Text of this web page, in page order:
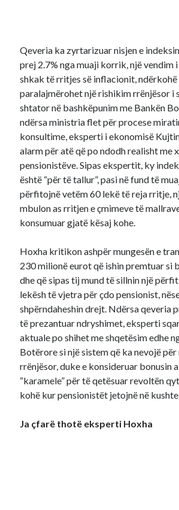
Qeveria ka zyrtarizuar nisjen e
prej 2.7% nga muaji korrik, një vendim
shkak të rritjes së inflacionit, ndërkohë
paralajmërohet një rishikim rrënjësor i
shtator në bashkëpunim me Bankën
ndërsa ministria flet për procese
konsultime, eksperti i ekonomisë
alarm për atë që po ndodh realisht me
pensionistëve. Sipas ekspertit, ky
është “për të tallur”, pasi në fund të
përfitojnë vetëm 60 lekë të reja rritje,
mbulon as rritjen e çmimeve të
konsumuar gjatë kësaj kohe.
Hoxha kritikon ashpër mungesën e
230 milionë eurot që ishin premtuar si
dhe që sipas tij mund të sillnin një
lekësh të vjetra për çdo pensionist,
shpërndaheshin drejt. Ndërsa qeveria
të prezantuar ndryshimet, eksperti
aktuale po shihet me shqetësim edhe
Botërore si një sistem që ka nevojë
rrënjësor, duke e konsideruar bonusin
“karamele” për të qetësuar revoltën
kohë kur pensionistët jetojnë në
Ja çfarë thotë eksperti Hoxha